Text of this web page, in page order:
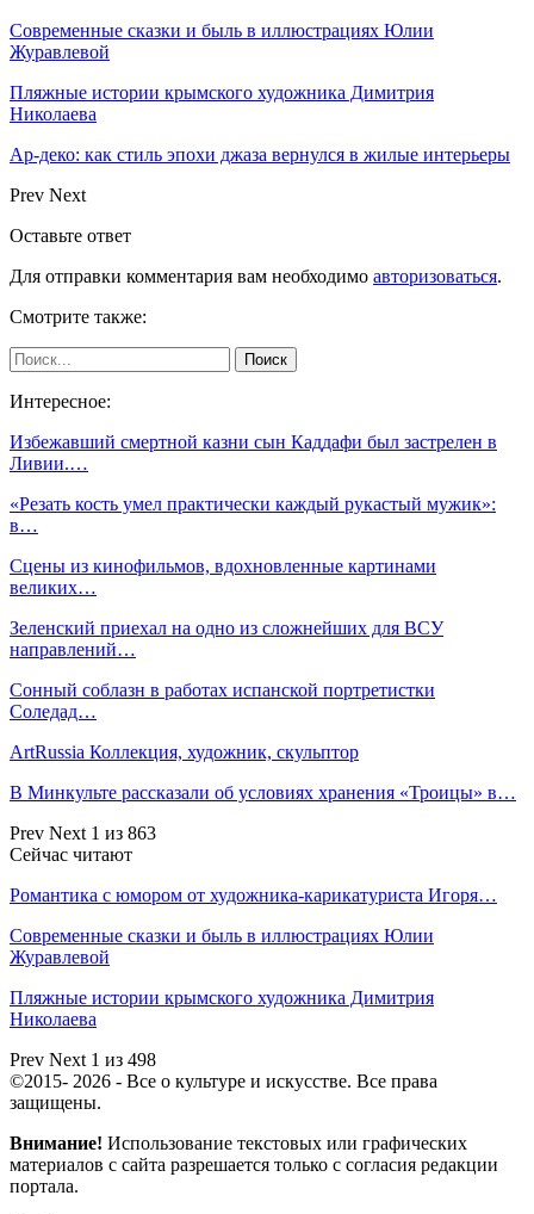
Современные сказки и быль в иллюстрациях Юлии
Журавлевой
Пляжные истории крымского художника Димитрия
Николаева
Ар-деко: как стиль эпохи джаза вернулся в жилые интерьеры
Prev Next
Оставьте ответ
Для отправки комментария вам необходимо авторизоваться.
Смотрите также:
Интересное:
Избежавший смертной казни сын Каддафи был застрелен в
Ливии.…
«Резать кость умел практически каждый рукастый мужик»:
в…
Сцены из кинофильмов, вдохновленные картинами
великих…
Зеленский приехал на одно из сложнейших для ВСУ
направлений…
Сонный соблазн в работах испанской портретистки
Соледад…
ArtRussia Коллекция, художник, скульптор
В Минкульте рассказали об условиях хранения «Троицы» в…
Prev Next 1 из 863
Сейчас читают
Романтика с юмором от художника-карикатуриста Игоря…
Современные сказки и быль в иллюстрациях Юлии
Журавлевой
Пляжные истории крымского художника Димитрия
Николаева
Prev Next 1 из 498
©2015- 2026 - Все о культуре и искусстве. Все права
защищены.
Внимание! Использование текстовых или графических
материалов с сайта разрешается только c согласия редакции
портала.